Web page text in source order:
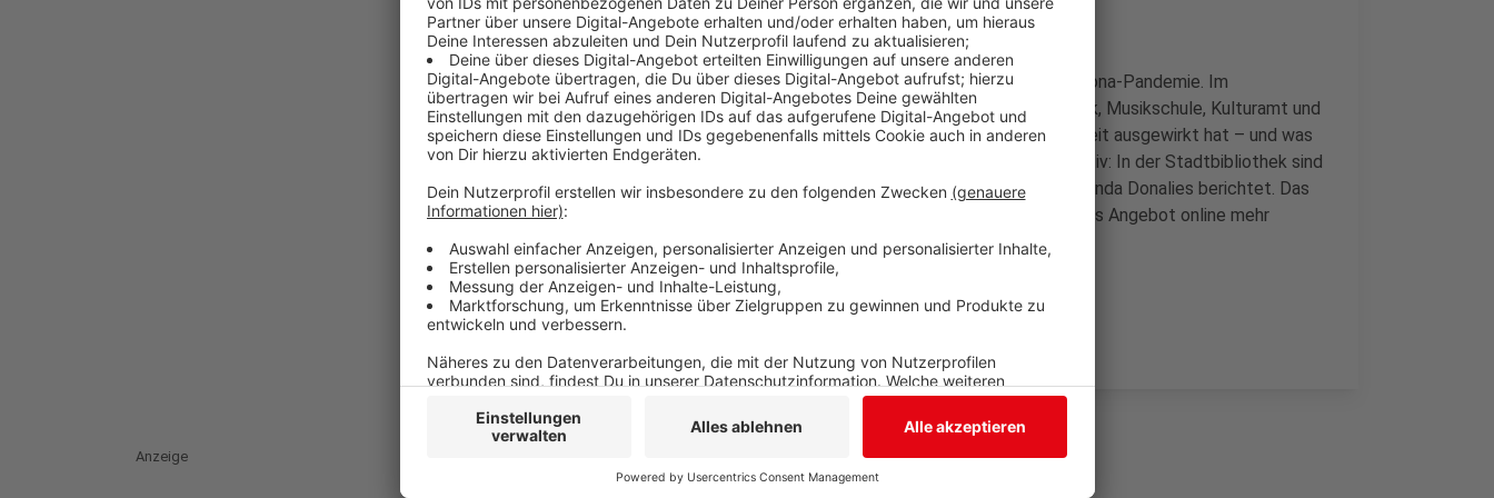
Die Kultur in Kreuztal erholt sich langsam von den Folgen der Corona-Pandemie. Im
Kulturausschuss gestern haben die Leitungen von Stadtbibliothek, Musikschule, Kulturamt und
der Abteilung Spitzentanz berichtet, wie sich Corona auf ihre Arbeit ausgewirkt hat – und was
für die nächste Zeit geplant ist. Das Fazit war überraschend positiv: In der Stadtbibliothek sind
zum Beispiel im Mai rund 7.000 Medien ausgeliehen worden, hat Linda Donalies berichtet. Das
sei zwar weniger als in den Jahren davor gewesen, dafür würde das Angebot online mehr
genutzt.
Anzeige
Anzeige